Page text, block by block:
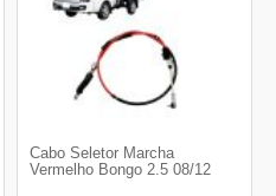
Cabo Seletor Marcha
Vermelho Bongo 2.5 08/12